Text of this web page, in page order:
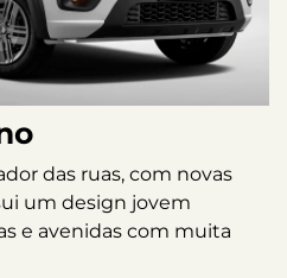
das ruas, com novas
um design jovem
e avenidas com muita